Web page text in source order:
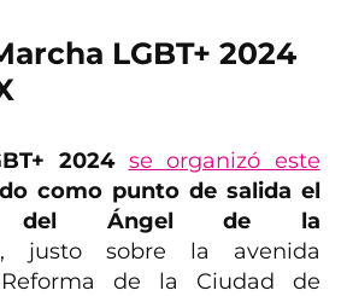
LGBT+ 2024
2024 se organizó este
como punto de salida el
del Ángel de la
, justo sobre la avenida
de la Ciudad de